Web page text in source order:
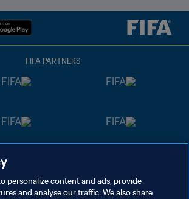
FIFA PARTNERS
personalize content and ads, provide
and analyse our traffic. We also share